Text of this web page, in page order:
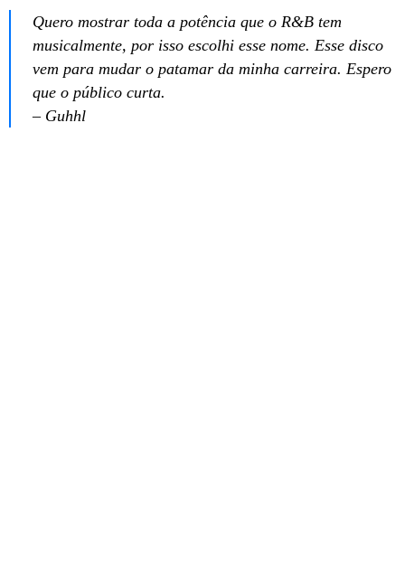
Quero mostrar toda a potência que o R&B tem
musicalmente, por isso escolhi esse nome. Esse disco
vem para mudar o patamar da minha carreira. Espero
que o público curta.
– Guhhl